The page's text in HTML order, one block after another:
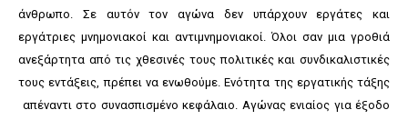
άνθρωπο. Σε αυτόν τον αγώνα δεν υπάρχουν εργάτες και
εργάτριες μνημονιακοί και αντιμνημονιακοί. Όλοι σαν μια γροθιά
ανεξάρτητα από τις χθεσινές τους πολιτικές και συνδικαλιστικές
τους εντάξεις, πρέπει να ενωθούμε. Ενότητα της εργατικής τάξης
απέναντι στο συνασπισμένο κεφάλαιο. Αγώνας ενιαίος για έξοδο